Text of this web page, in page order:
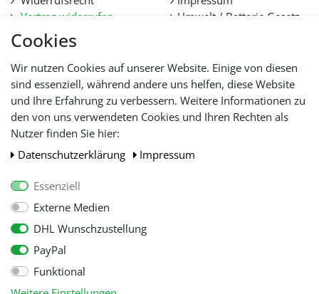
Cookies
Wir nutzen Cookies auf unserer Website. Einige von diesen
sind essenziell, während andere uns helfen, diese Website
und Ihre Erfahrung zu verbessern. Weitere Informationen zu
den von uns verwendeten Cookies und Ihren Rechten als
Nutzer finden Sie hier:
Daten­schutz­erklärung
Impressum
Essenziell
Externe Medien
DHL Wunschzustellung
PayPal
Funktional
Vertrag widerrufen
Datenschutz
Hilfe
Lieferfristen und
Lieferbeschränkung
Umwelt / Batterie Gesetz
WIR AKZEPTIEREN